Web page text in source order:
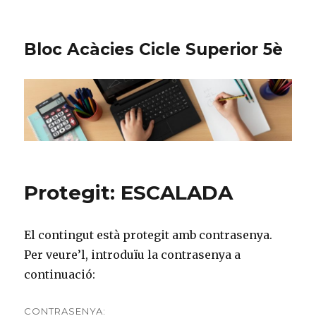
Bloc Acàcies Cicle Superior 5è
Protegit: ESCALADA
El contingut està protegit amb contrasenya.
Per veure’l, introduïu la contrasenya a
continuació:
CONTRASENYA: